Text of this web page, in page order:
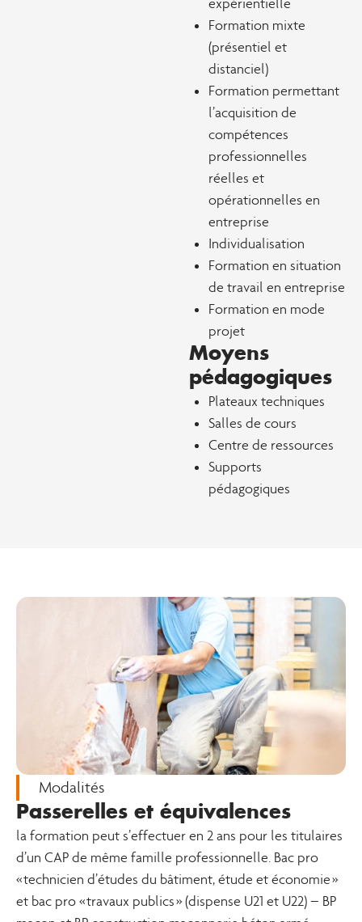
expérientielle
Formation mixte
(présentiel et
distanciel)
Formation permettant
l’acquisition de
compétences
professionnelles
réelles et
opérationnelles en
entreprise
Individualisation
Formation en situation
de travail en entreprise
Formation en mode
projet
Moyens
pédagogiques
Plateaux techniques
Salles de cours
Centre de ressources
Supports
pédagogiques
Modalités
Passerelles et équivalences
la formation peut s’effectuer en 2 ans pour les titulaires
d’un CAP de même famille professionnelle. Bac pro
« technicien d’études du bâtiment, étude et économie »
et bac pro « travaux publics » (dispense U21 et U22) – BP